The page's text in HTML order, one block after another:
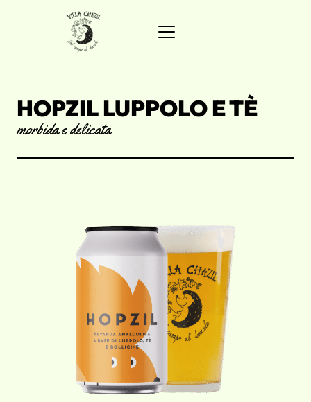
HOPZIL LUPPOLO E TÈ
morbida e delicata